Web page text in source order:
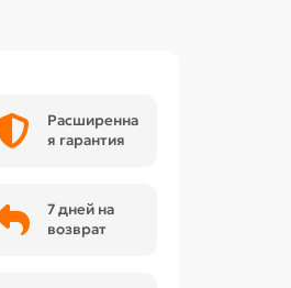
Расширенна
я гарантия
7 дней на
возврат